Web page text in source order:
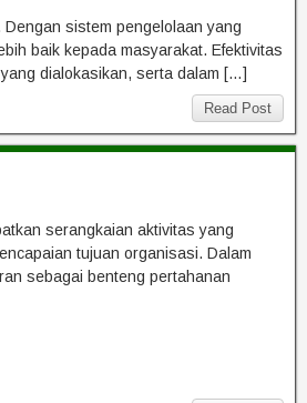
sistem pengelolaan yang
baik kepada masyarakat. Efektivitas
dialokasikan, serta dalam […]
Read Post
serangkaian aktivitas yang
tujuan organisasi. Dalam
sebagai benteng pertahanan